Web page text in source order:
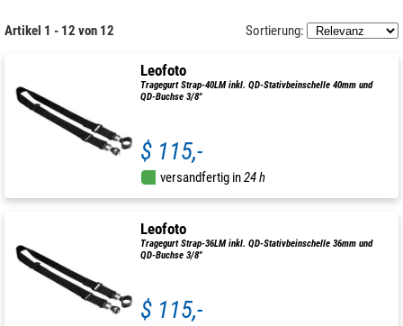
Artikel 1 - 12 von 12 Sortierung:
Leofoto
Tragegurt Strap-40LM inkl. QD-Stativbeinschelle 40mm und
QD-Buchse 3/8"
$ 115,-
versandfertig in24 h
Leofoto
Tragegurt Strap-36LM inkl. QD-Stativbeinschelle 36mm und
QD-Buchse 3/8"
$ 115,-